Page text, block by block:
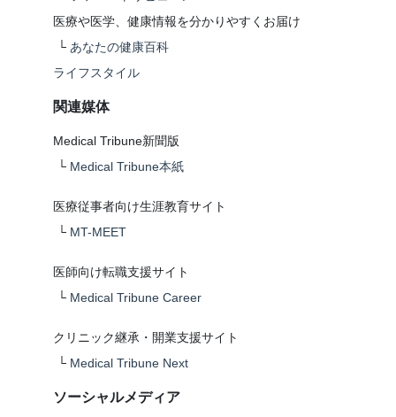
医療や医学、健康情報を分かりやすくお届け
└ あなたの健康百科
ライフスタイル
関連媒体
Medical Tribune新聞版
└ Medical Tribune本紙
医療従事者向け生涯教育サイト
└ MT-MEET
医師向け転職支援サイト
└ Medical Tribune Career
クリニック継承・開業支援サイト
└ Medical Tribune Next
ソーシャルメディア